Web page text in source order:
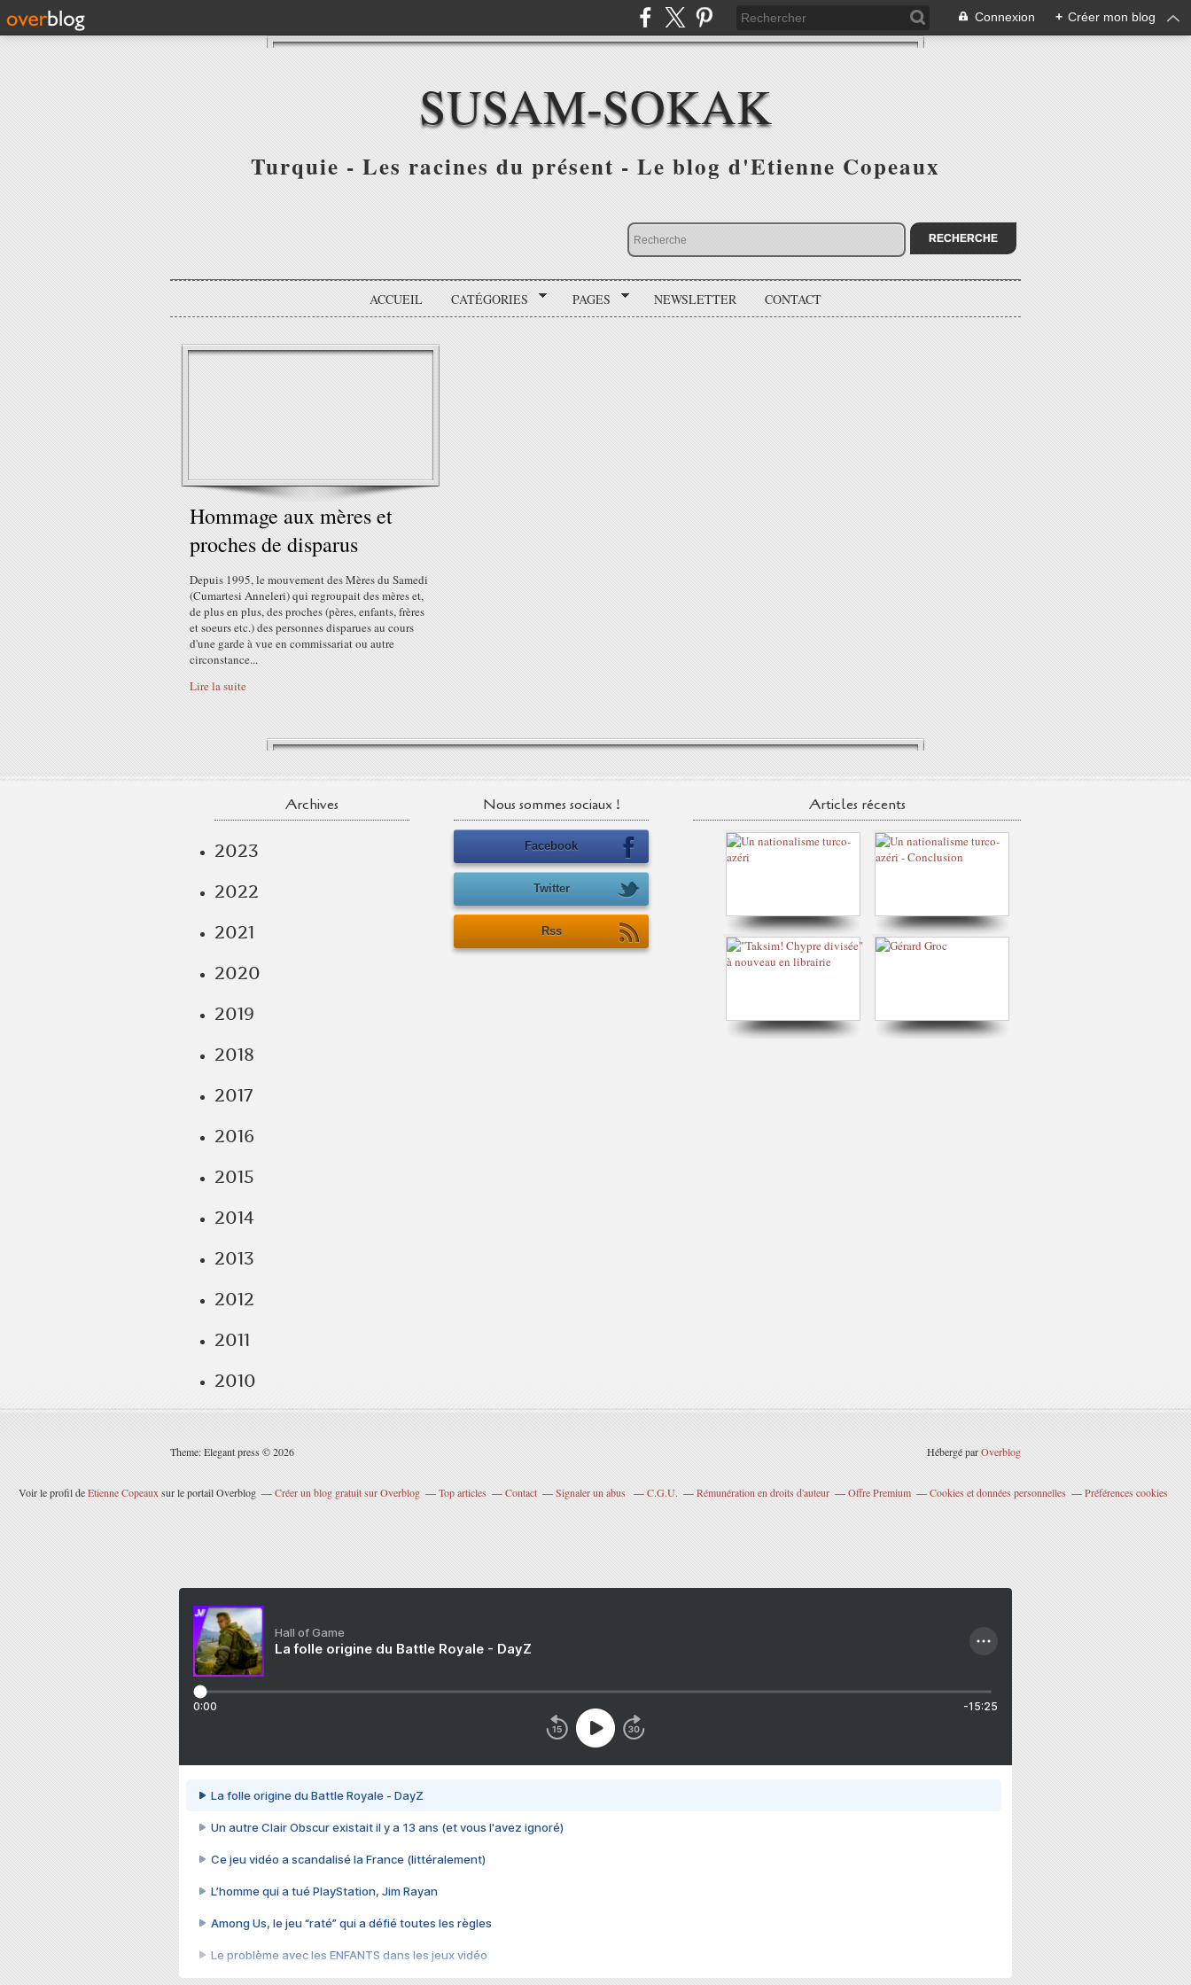
Connexion + Créer mon blog
SUSAM-SOKAK
Turquie - Les racines du présent - Le blog d'Etienne Copeaux
ACCUEIL CATÉGORIES PAGES NEWSLETTER CONTACT
Hommage aux mères et
proches de disparus
Depuis 1995, le mouvement des Mères du Samedi
(Cumartesi Anneleri) qui regroupait des mères et,
de plus en plus, des proches (pères, enfants, frères
et soeurs etc.) des personnes disparues au cours
d'une garde à vue en commissariat ou autre
circonstance...
Lire la suite
Archives
2023
2022
2021
2020
2019
2018
2017
2016
2015
2014
2013
2012
2011
2010
Nous sommes sociaux !
Facebook
Twitter
Rss
Articles récents
Theme: Elegant press © 2026 Hébergé parOverblog
Voir le profil deEtienne Copeaux sur le portail Overblog Créer un blog gratuit sur Overblog Top articles Contact Signaler un abus C.G.U. Rémunération en droits d'auteur Offre Premium Cookies et données personnelles Préférences cookies
Hall of Game
La folle origine du Battle Royale - DayZ
0:00 -15:25
La folle origine du Battle Royale - DayZ
Un autre Clair Obscur existait il y a 13 ans (et vous l'avez ignoré)
Ce jeu vidéo a scandalisé la France (littéralement)
L’homme qui a tué PlayStation, Jim Rayan
Among Us, le jeu “raté” qui a défié toutes les règles
Le problème avec les ENFANTS dans les jeux vidéo